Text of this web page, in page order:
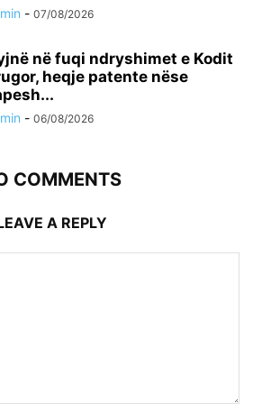
- 07/08/2026
në fuqi ndryshimet e Kodit
heqje patente nëse
- 06/08/2026
COMMENTS
A REPLY